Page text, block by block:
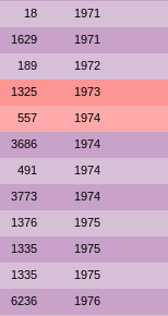
18 1971
1629 1971
189 1972
1325 1973
557 1974
3686 1974
491 1974
3773 1974
1376 1975
1335 1975
1335 1975
6236 1976